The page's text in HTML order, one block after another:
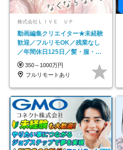
株式会社ＬＩＶＥ ＵＰ
動画編集クリエイター★未経験
歓迎／フルリモOK／残業なし
／年間休日125日／髪・服・ネ
イル自由／研修充実で安心
350～1000万円
フルリモートあり